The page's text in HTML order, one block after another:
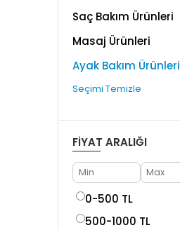
Saç Bakım Ürünleri
Masaj Ürünleri
Ayak Bakım Ürünleri
Seçimi Temizle
FIYAT ARALIĞI
0-500 TL
500-1000 TL